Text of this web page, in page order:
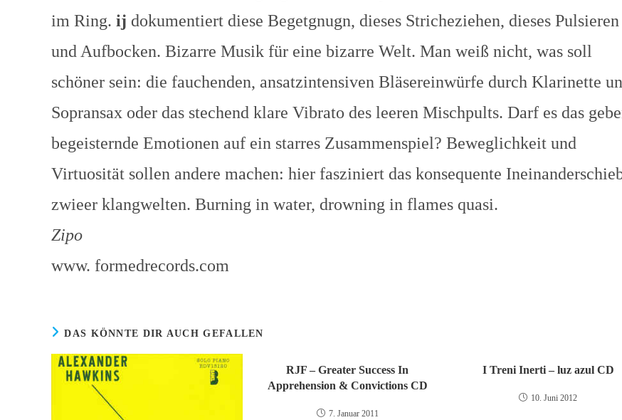
im Ring. ij dokumentiert diese Begetgnugn, dieses Stricheziehen, dieses Pulsieren
und Aufbocken. Bizarre Musik für eine bizarre Welt. Man weiß nicht, was soll
schöner sein: die fauchenden, ansatzintensiven Bläsereinwürfe durch Klarinette
Sopransax oder das stechend klare Vibrato des leeren Mischpults. Darf es das
begeisternde Emotionen auf ein starres Zusammenspiel? Beweglichkeit und
Virtuosität sollen andere machen: hier fasziniert das konsequente
zwieer klangwelten. Burning in water, drowning in flames quasi.
Zipo
www. formedrecords.com
DAS KÖNNTE DIR AUCH GEFALLEN
RJF – Greater Success In
Apprehension & Convictions CD
7. Januar 2011
I Treni Inerti – luz azul CD
10. Juni 2012